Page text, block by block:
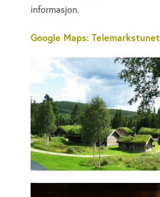
informasjon.
Google Maps: Telemarkstunet